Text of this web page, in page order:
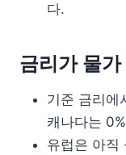
다.
금리가 물
기준 금리에
캐나다는
유럽은 아직